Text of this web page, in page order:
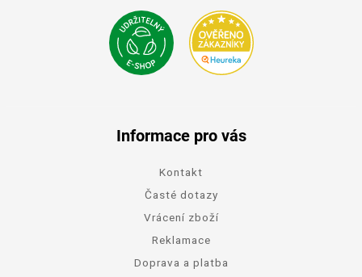
Informace pro vás
Kontakt
Časté dotazy
Vrácení zboží
Reklamace
Doprava a platba